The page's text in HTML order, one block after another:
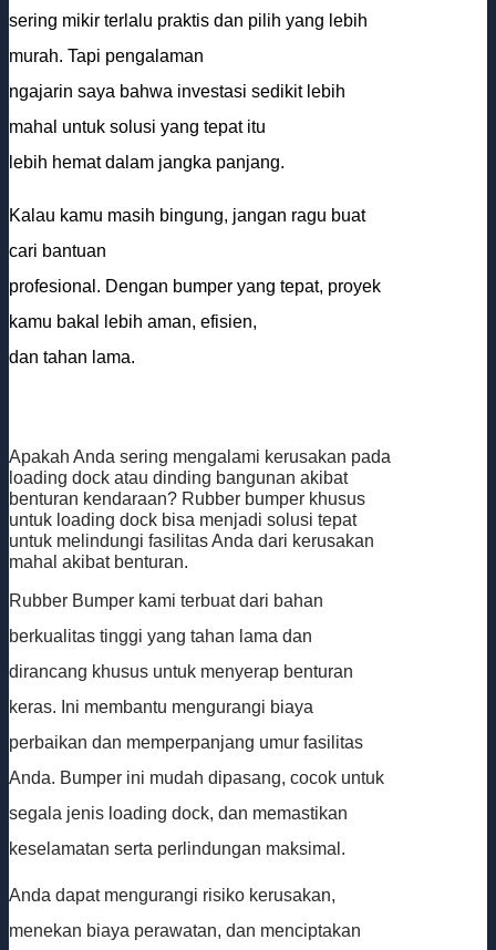
sering mikir terlalu praktis dan pilih yang lebih
murah. Tapi pengalaman
ngajarin saya bahwa investasi sedikit lebih
mahal untuk solusi yang tepat itu
lebih hemat dalam jangka panjang.
Kalau kamu masih bingung, jangan ragu buat
cari bantuan
profesional. Dengan bumper yang tepat, proyek
kamu bakal lebih aman, efisien,
dan tahan lama.
Apakah Anda sering mengalami kerusakan pada
loading dock atau dinding bangunan akibat
benturan kendaraan? Rubber bumper khusus
untuk loading dock bisa menjadi solusi tepat
untuk melindungi fasilitas Anda dari kerusakan
mahal akibat benturan.
Rubber Bumper kami terbuat dari bahan
berkualitas tinggi yang tahan lama dan
dirancang khusus untuk menyerap benturan
keras. Ini membantu mengurangi biaya
perbaikan dan memperpanjang umur fasilitas
Anda. Bumper ini mudah dipasang, cocok untuk
segala jenis loading dock, dan memastikan
keselamatan serta perlindungan maksimal.
Anda dapat mengurangi risiko kerusakan,
menekan biaya perawatan, dan menciptakan